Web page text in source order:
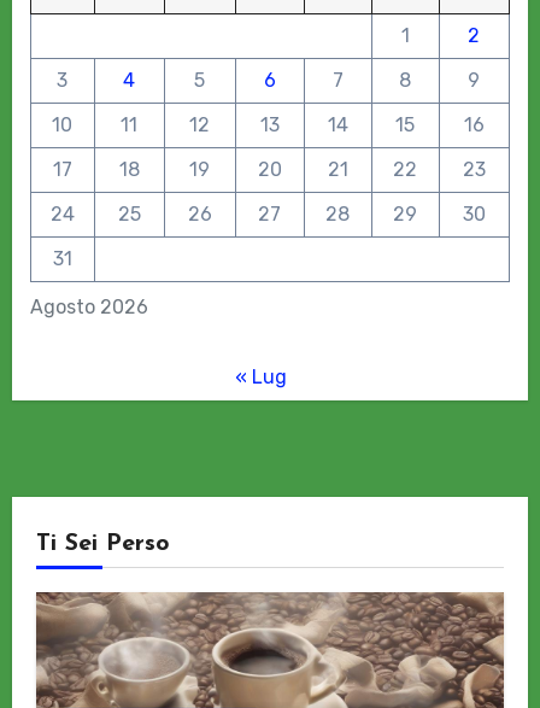
Agosto 2026
1
2
3
4 5 6 7 8
9
10
11 12 13 14 15
16
17
18 19 20 21 22
23
24
25 26 27 28 29
30
31
« Lug
Ti Sei Perso